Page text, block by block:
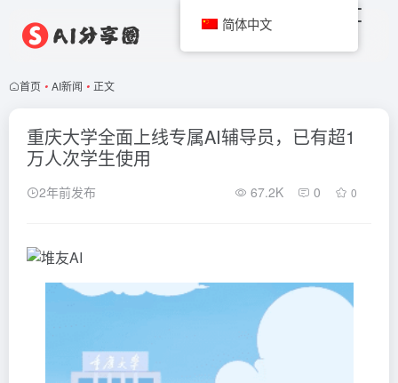
首页 • AI新闻 • 正文
重庆大学全面上线专属AI辅导员，已有超1
万人次学生使用
2年前发布 67.2K 0 0
简体中文